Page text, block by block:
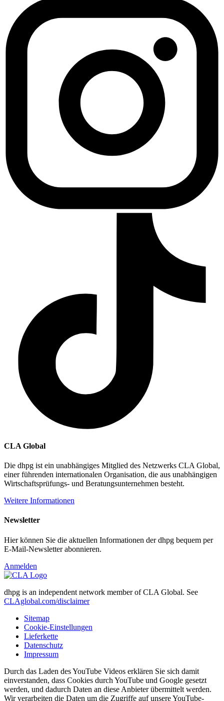
CLA Global
Die dhpg ist ein unabhängiges Mitglied des Netzwerks CLA Global,
einer führenden internationalen Organisation, die aus unabhängigen
Wirtschaftsprüfungs- und Beratungsunternehmen besteht.
Weitere Informationen
Newsletter
Hier können Sie die aktuellen Informationen der dhpg bequem per
E-Mail-Newsletter abonnieren.
Anmelden
dhpg is an independent network member of CLA Global. See
CLAglobal.com/disclaimer
Sitemap
Cookie-Einstellungen
Lieferkette
Datenschutz
Impressum
Durch das Laden des YouTube Videos erklären Sie sich damit
einverstanden, dass Cookies durch YouTube und Google gesetzt
werden, und dadurch Daten an diese Anbieter übermittelt werden.
Wir verarbeiten die Daten um die Zugriffe auf unsere YouTube-